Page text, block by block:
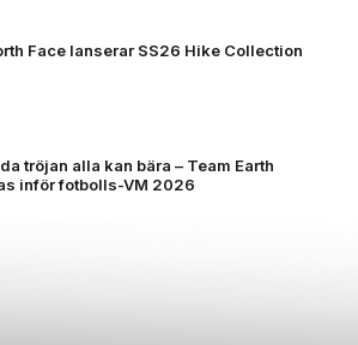
Face lanserar SS26 Hike Collection
tröjan alla kan bära – Team Earth
inför fotbolls-VM 2026